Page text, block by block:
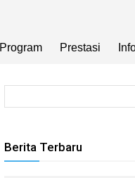
Program Prestasi
Berita Terbaru